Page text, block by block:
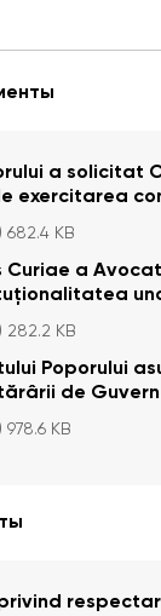
a solicitat
exercitarea
unor
sociale de stat
sunt
682.4 KB
Curiae a
în
a
cu intenție a
de
282.2 KB
Poporului
de
de lege
KB